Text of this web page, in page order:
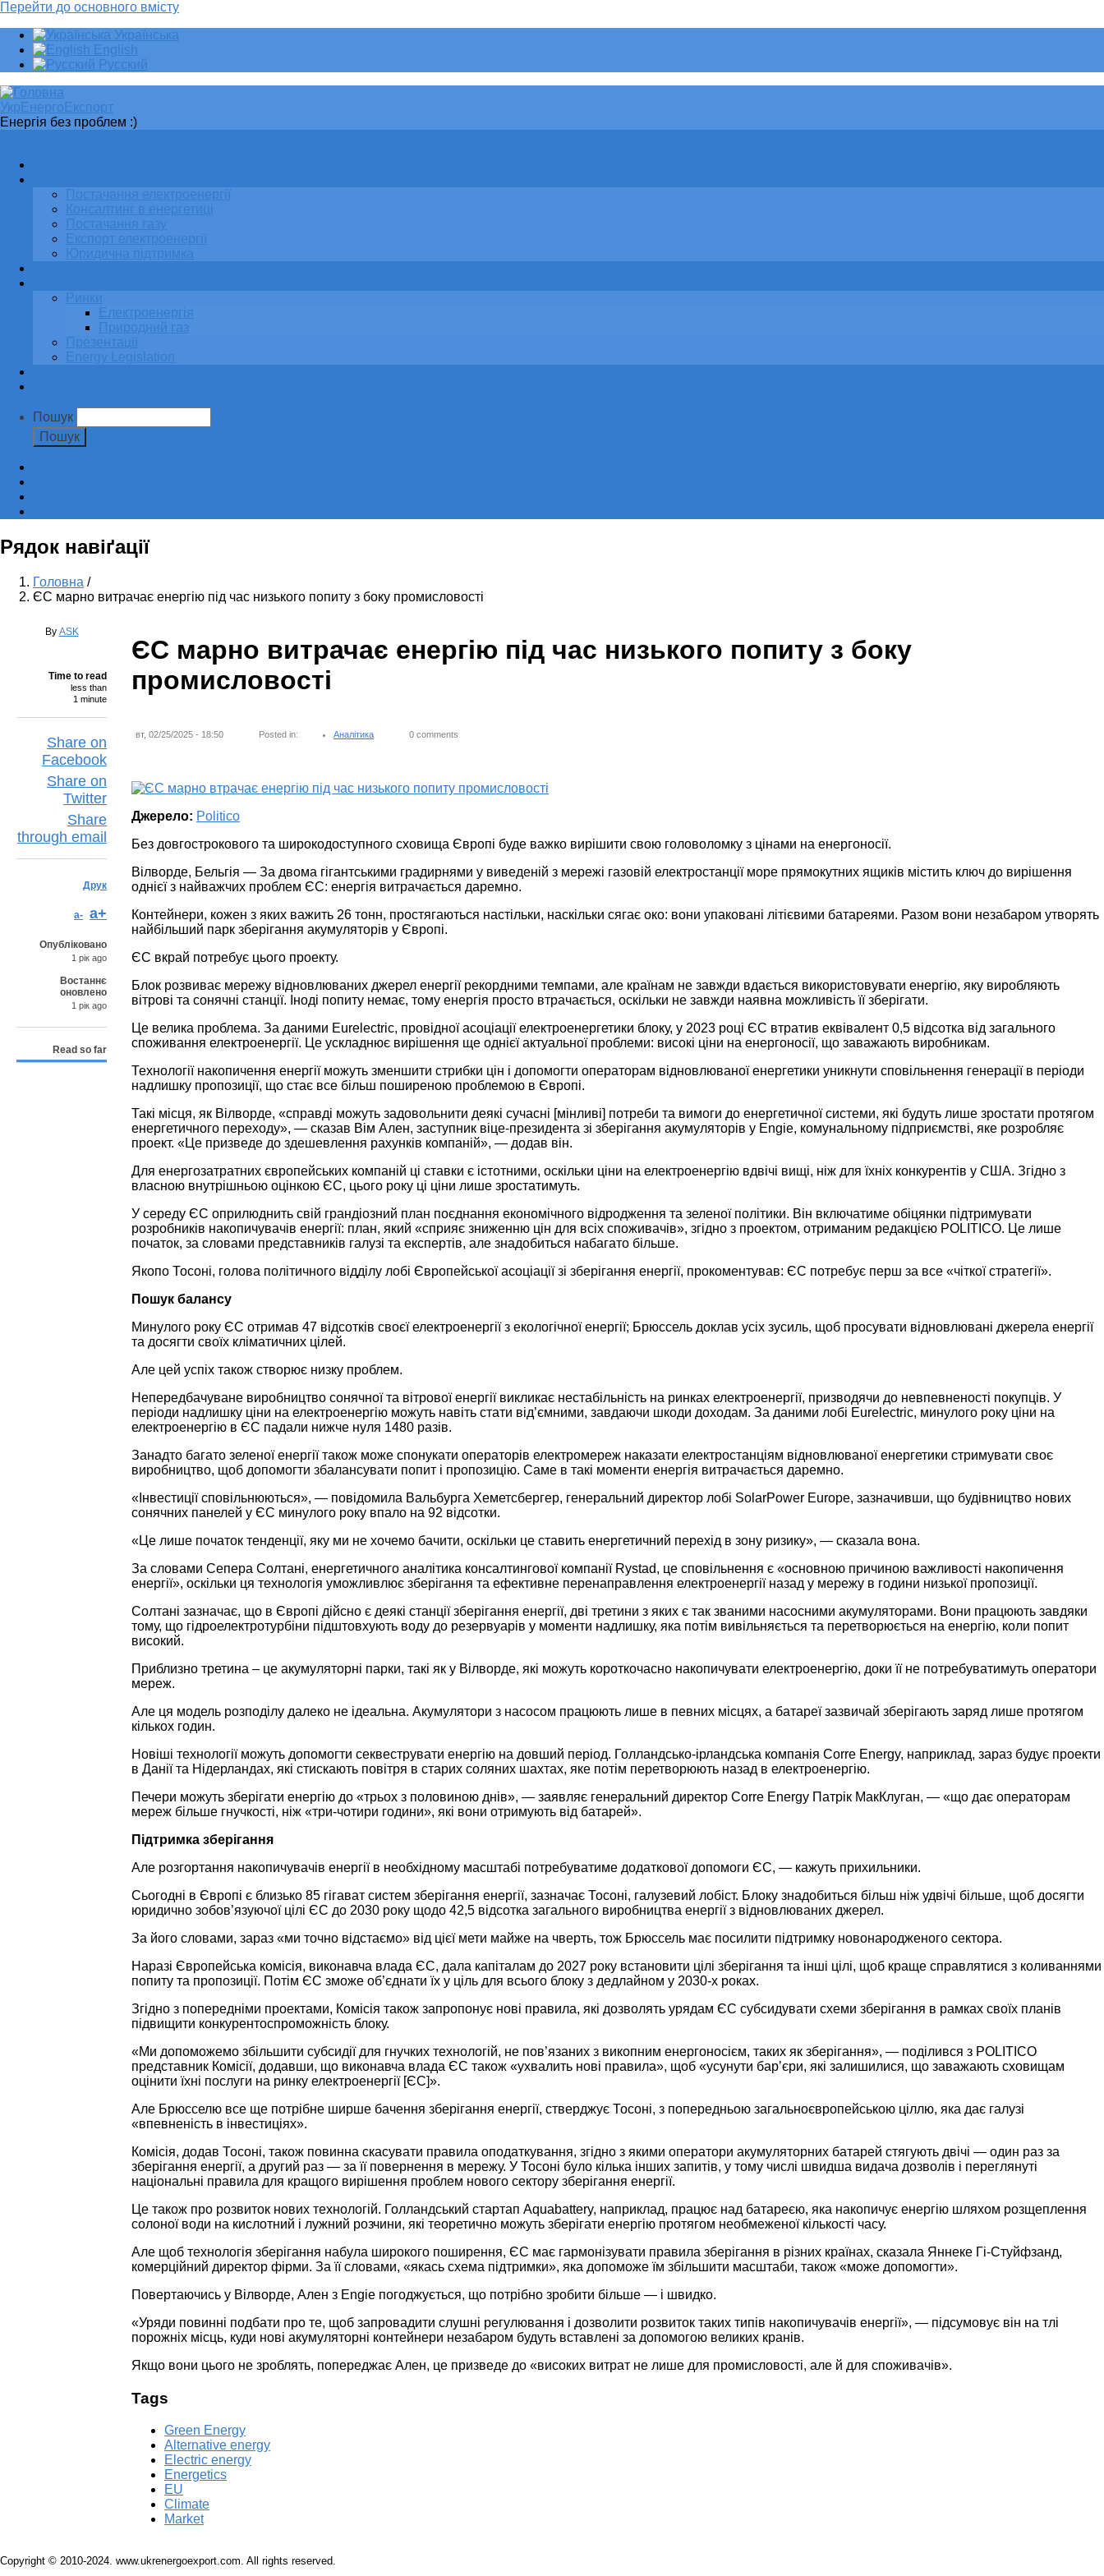
Перейти до основного вмісту
Українська
English
Русский
УкрЕнергоЕкспорт
Енергія без проблем :)
Постачання електроенергії
Консалтинг в енергетиці
Постачання газу
Експорт електроенергії
Юридична підтримка
Ринки
Електроенергія
Природний газ
Презентації
Energy Legislation
Пошук
Рядок навіґації
Головна /
ЄС марно витрачає енергію під час низького попиту з боку промисловості
By ASK
Time to read
less than
1 minute
Share on
Facebook
Share on
Twitter
Share
through email
Друк
a- a+
Опубліковано
1 рік ago
Востаннє
оновлено
1 рік ago
Read so far
ЄС марно витрачає енергію під час низького попиту з боку
промисловості
вт, 02/25/2025 - 18:50 Posted in: Аналітика 0 comments
Джерело: Politico
Без довгострокового та широкодоступного сховища Європі буде важко вирішити свою головоломку з цінами на енергоносії.
Вілворде, Бельгія — За двома гігантськими градирнями у виведеній з мережі газовій електростанції море прямокутних ящиків містить ключ до вирішення
однієї з найважчих проблем ЄС: енергія витрачається даремно.
Контейнери, кожен з яких важить 26 тонн, простягаються настільки, наскільки сягає око: вони упаковані літієвими батареями. Разом вони незабаром утворять
найбільший парк зберігання акумуляторів у Європі.
ЄС вкрай потребує цього проекту.
Блок розвиває мережу відновлюваних джерел енергії рекордними темпами, але країнам не завжди вдається використовувати енергію, яку виробляють
вітрові та сонячні станції. Іноді попиту немає, тому енергія просто втрачається, оскільки не завжди наявна можливість її зберігати.
Це велика проблема. За даними Eurelectric, провідної асоціації електроенергетики блоку, у 2023 році ЄС втратив еквівалент 0,5 відсотка від загального
споживання електроенергії. Це ускладнює вирішення ще однієї актуальної проблеми: високі ціни на енергоносії, що заважають виробникам.
Технології накопичення енергії можуть зменшити стрибки цін і допомогти операторам відновлюваної енергетики уникнути сповільнення генерації в періоди
надлишку пропозиції, що стає все більш поширеною проблемою в Європі.
Такі місця, як Вілворде, «справді можуть задовольнити деякі сучасні [мінливі] потреби та вимоги до енергетичної системи, які будуть лише зростати протягом
енергетичного переходу», — сказав Вім Ален, заступник віце-президента зі зберігання акумуляторів у Engie, комунальному підприємстві, яке розробляє
проект. «Це призведе до здешевлення рахунків компаній», — додав він.
Для енергозатратних європейських компаній ці ставки є істотними, оскільки ціни на електроенергію вдвічі вищі, ніж для їхніх конкурентів у США. Згідно з
власною внутрішньою оцінкою ЄС, цього року ці ціни лише зростатимуть.
У середу ЄС оприлюднить свій грандіозний план поєднання економічного відродження та зеленої політики. Він включатиме обіцянки підтримувати
розробників накопичувачів енергії: план, який «сприяє зниженню цін для всіх споживачів», згідно з проектом, отриманим редакцією POLITICO. Це лише
початок, за словами представників галузі та експертів, але знадобиться набагато більше.
Якопо Тосоні, голова політичного відділу лобі Європейської асоціації зі зберігання енергії, прокоментував: ЄС потребує перш за все «чіткої стратегії».
Пошук балансу
Минулого року ЄС отримав 47 відсотків своєї електроенергії з екологічної енергії; Брюссель доклав усіх зусиль, щоб просувати відновлювані джерела енергії
та досягти своїх кліматичних цілей.
Але цей успіх також створює низку проблем.
Непередбачуване виробництво сонячної та вітрової енергії викликає нестабільність на ринках електроенергії, призводячи до невпевненості покупців. У
періоди надлишку ціни на електроенергію можуть навіть стати від’ємними, завдаючи шкоди доходам. За даними лобі Eurelectric, минулого року ціни на
електроенергію в ЄС падали нижче нуля 1480 разів.
Занадто багато зеленої енергії також може спонукати операторів електромереж наказати електростанціям відновлюваної енергетики стримувати своє
виробництво, щоб допомогти збалансувати попит і пропозицію. Саме в такі моменти енергія витрачається даремно.
«Інвестиції сповільнюються», — повідомила Вальбурга Хеметсбергер, генеральний директор лобі SolarPower Europe, зазначивши, що будівництво нових
сонячних панелей у ЄС минулого року впало на 92 відсотки.
«Це лише початок тенденції, яку ми не хочемо бачити, оскільки це ставить енергетичний перехід в зону ризику», — сказала вона.
За словами Сепера Солтані, енергетичного аналітика консалтингової компанії Rystad, це сповільнення є «основною причиною важливості накопичення
енергії», оскільки ця технологія уможливлює зберігання та ефективне перенаправлення електроенергії назад у мережу в години низької пропозиції.
Солтані зазначає, що в Європі дійсно є деякі станції зберігання енергії, дві третини з яких є так званими насосними акумуляторами. Вони працюють завдяки
тому, що гідроелектротурбіни підштовхують воду до резервуарів у моменти надлишку, яка потім вивільняється та перетворюється на енергію, коли попит
високий.
Приблизно третина – це акумуляторні парки, такі як у Вілворде, які можуть короткочасно накопичувати електроенергію, доки її не потребуватимуть оператори
мереж.
Але ця модель розподілу далеко не ідеальна. Акумулятори з насосом працюють лише в певних місцях, а батареї зазвичай зберігають заряд лише протягом
кількох годин.
Новіші технології можуть допомогти секвеструвати енергію на довший період. Голландсько-ірландська компанія Corre Energy, наприклад, зараз будує проекти
в Данії та Нідерландах, які стискають повітря в старих соляних шахтах, яке потім перетворюють назад в електроенергію.
Печери можуть зберігати енергію до «трьох з половиною днів», — заявляє генеральний директор Corre Energy Патрік МакКлуган, — «що дає операторам
мереж більше гнучкості, ніж «три-чотири години», які вони отримують від батарей».
Підтримка зберігання
Але розгортання накопичувачів енергії в необхідному масштабі потребуватиме додаткової допомоги ЄС, — кажуть прихильники.
Сьогодні в Європі є близько 85 гігават систем зберігання енергії, зазначає Тосоні, галузевий лобіст. Блоку знадобиться більш ніж удвічі більше, щоб досягти
юридично зобов’язуючої цілі ЄС до 2030 року щодо 42,5 відсотка загального виробництва енергії з відновлюваних джерел.
За його словами, зараз «ми точно відстаємо» від цієї мети майже на чверть, тож Брюссель має посилити підтримку новонародженого сектора.
Наразі Європейська комісія, виконавча влада ЄС, дала капіталам до 2027 року встановити цілі зберігання та інші цілі, щоб краще справлятися з коливаннями
попиту та пропозиції. Потім ЄС зможе об’єднати їх у ціль для всього блоку з дедлайном у 2030-х роках.
Згідно з попередніми проектами, Комісія також запропонує нові правила, які дозволять урядам ЄС субсидувати схеми зберігання в рамках своїх планів
підвищити конкурентоспроможність блоку.
«Ми допоможемо збільшити субсидії для гнучких технологій, не пов’язаних з викопним енергоносієм, таких як зберігання», — поділився з POLITICO
представник Комісії, додавши, що виконавча влада ЄС також «ухвалить нові правила», щоб «усунути бар’єри, які залишилися, що заважають сховищам
оцінити їхні послуги на ринку електроенергії [ЄС]».
Але Брюсселю все ще потрібне ширше бачення зберігання енергії, стверджує Тосоні, з попередньою загальноєвропейською ціллю, яка дає галузі
«впевненість в інвестиціях».
Комісія, додав Тосоні, також повинна скасувати правила оподаткування, згідно з якими оператори акумуляторних батарей стягують двічі — один раз за
зберігання енергії, а другий раз — за її повернення в мережу. У Тосоні було кілька інших запитів, у тому числі швидша видача дозволів і переглянуті
національні правила для кращого вирішення проблем нового сектору зберігання енергії.
Це також про розвиток нових технологій. Голландський стартап Aquabattery, наприклад, працює над батареєю, яка накопичує енергію шляхом розщеплення
солоної води на кислотний і лужний розчини, які теоретично можуть зберігати енергію протягом необмеженої кількості часу.
Але щоб технологія зберігання набула широкого поширення, ЄС має гармонізувати правила зберігання в різних країнах, сказала Яннеке Гі-Стуйфзанд,
комерційний директор фірми. За її словами, «якась схема підтримки», яка допоможе їм збільшити масштаби, також «може допомогти».
Повертаючись у Вілворде, Ален з Engie погоджується, що потрібно зробити більше — і швидко.
«Уряди повинні подбати про те, щоб запровадити слушні регулювання і дозволити розвиток таких типів накопичувачів енергії», — підсумовує він на тлі
порожніх місць, куди нові акумуляторні контейнери незабаром будуть вставлені за допомогою великих кранів.
Якщо вони цього не зроблять, попереджає Ален, це призведе до «високих витрат не лише для промисловості, але й для споживачів».
Tags
Green Energy
Alternative energy
Electric energy
Energetics
EU
Climate
Market
Copyright © 2010-2024. www.ukrenergoexport.com. All rights reserved.